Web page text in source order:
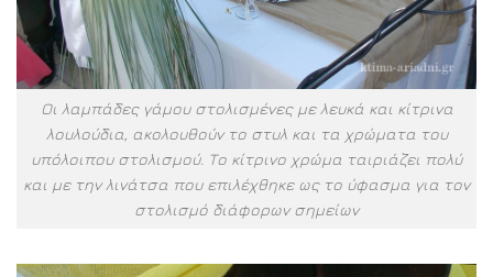
Οι λαμπάδες γάμου στολισμένες με λευκά και κίτρινα
λουλούδια, ακολουθούν το στυλ και τα χρώματα του
υπόλοιπου στολισμού. Το κίτρινο χρώμα ταιριάζει πολύ
και με την λινάτσα που επιλέχθηκε ως το ύφασμα για τον
στολισμό διάφορων σημείων